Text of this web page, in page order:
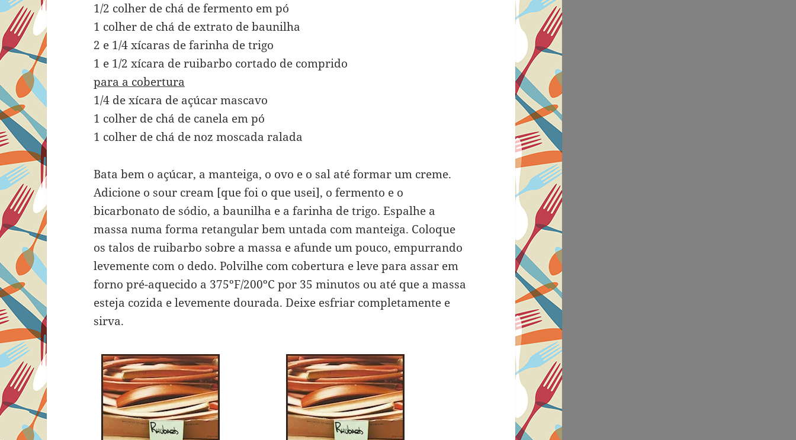
1/2 colher de chá de fermento em pó
1 colher de chá de extrato de baunilha
2 e 1/4 xícaras de farinha de trigo
1 e 1/2 xícara de ruibarbo cortado de comprido
para a cobertura
1/4 de xícara de açúcar mascavo
1 colher de chá de canela em pó
1 colher de chá de noz moscada ralada
Bata bem o açúcar, a manteiga, o ovo e o sal até formar um creme.
Adicione o sour cream [que foi o que usei], o fermento e o
bicarbonato de sódio, a baunilha e a farinha de trigo. Espalhe a
massa numa forma retangular bem untada com manteiga. Coloque
os talos de ruibarbo sobre a massa e afunde um pouco, empurrando
levemente com o dedo. Polvilhe com cobertura e leve para assar em
forno pré-aquecido a 375ºF/200ºC por 35 minutos ou até que a massa
esteja cozida e levemente dourada. Deixe esfriar completamente e
sirva.